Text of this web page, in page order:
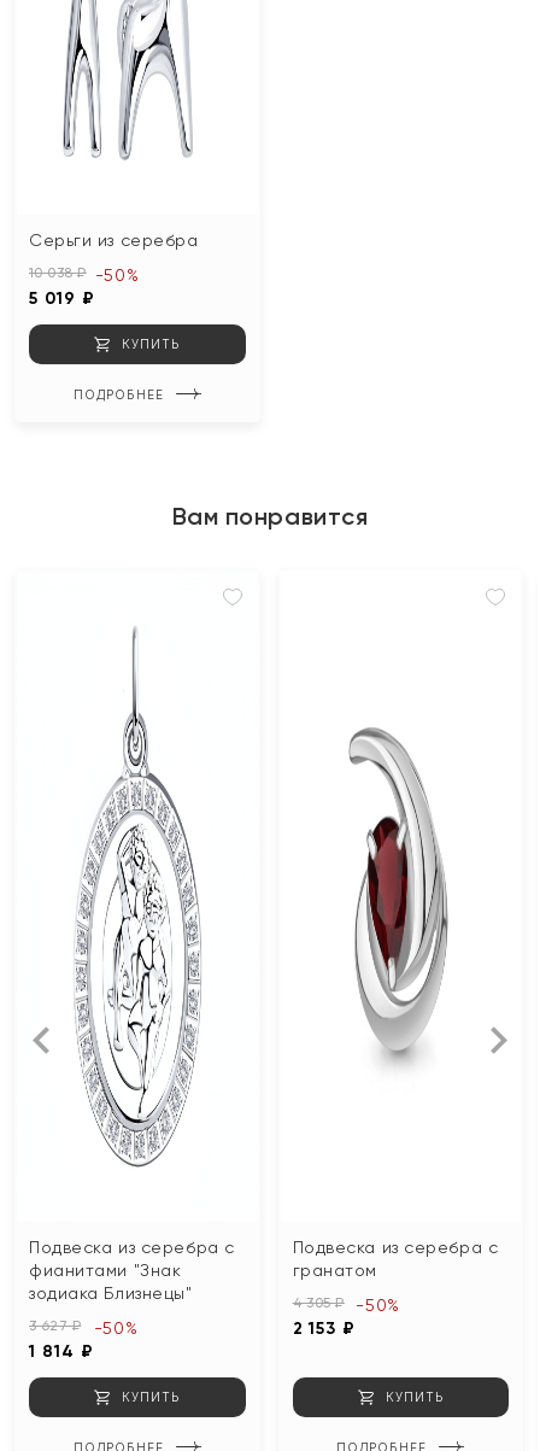
Серьги из серебра
10 038 ₽
5 019 ₽
-50%
КУПИТЬ
ПОДРОБНЕЕ
Вам понравится
Подвеска из серебра с
фианитами "Знак
зодиака Близнецы"
3 627 ₽
1 814 ₽
-50%
КУПИТЬ
ПОДРОБНЕЕ
Подвеска из серебра с
гранатом
4 305 ₽
2 153 ₽
-50%
КУПИТЬ
ПОДРОБНЕЕ